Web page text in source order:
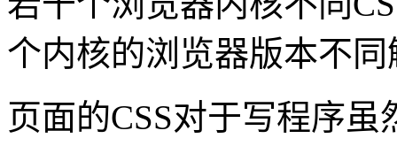
个内核的浏览器版本不
页面的CSS对于写程序